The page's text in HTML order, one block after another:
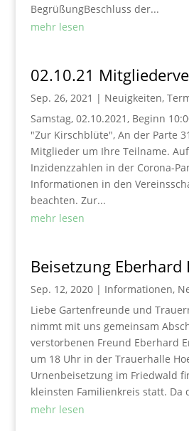
BegrüßungBeschluss der...
mehr lesen
02.10.21
Sep. 26, 2021 | Neuigkeiten,
Samstag, 02.10.2021, Beginn
"Zur Kirschblüte", An der Parte
Mitglieder um Ihre Teilname.
Inzidenzzahlen in der Corona-
Informationen in den
beachten. Zur...
mehr lesen
Beisetzung Eberhard
Sep. 12, 2020| Informationen,
Liebe Gartenfreunde und
nimmt mit uns gemeinsam
verstorbenen Freund Eberhard
um 18 Uhr in der Trauerhalle
Urnenbeisetzung im Friedwald
kleinsten Familienkreis statt. Da
mehr lesen